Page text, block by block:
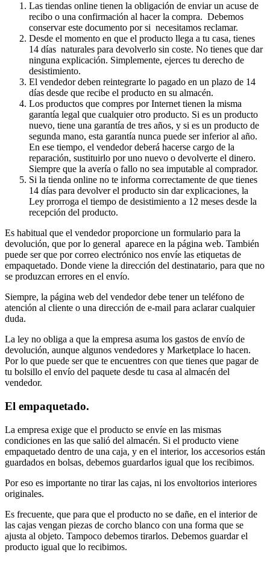
Las tiendas online tienen la obligación de enviar un acuse de
recibo o una confirmación al hacer la compra. Debemos
conservar este documento por si necesitamos reclamar.
Desde el momento en que el producto llega a tu casa, tienes
14 días naturales para devolverlo sin coste. No tienes que dar
ninguna explicación. Simplemente, ejerces tu derecho de
desistimiento.
El vendedor deben reintegrarte lo pagado en un plazo de 14
días desde que recibe el producto en su almacén.
Los productos que compres por Internet tienen la misma
garantía legal que cualquier otro producto. Si es un producto
nuevo, tiene una garantía de tres años, y si es un producto de
segunda mano, esta garantía nunca puede ser inferior al año.
En ese tiempo, el vendedor deberá hacerse cargo de la
reparación, sustituirlo por uno nuevo o devolverte el dinero.
Siempre que la avería o fallo no sea imputable al comprador.
Si la tienda online no te informa correctamente de que tienes
14 días para devolver el producto sin dar explicaciones, la
Ley prorroga el tiempo de desistimiento a 12 meses desde la
recepción del producto.
Es habitual que el vendedor proporcione un formulario para la
devolución, que por lo general aparece en la página web. También
puede ser que por correo electrónico nos envíe las etiquetas de
empaquetado. Donde viene la dirección del destinatario, para que no
se produzcan errores en el envío.
Siempre, la página web del vendedor debe tener un teléfono de
atención al cliente o una dirección de e-mail para aclarar cualquier
duda.
La ley no obliga a que la empresa asuma los gastos de envío de
devolución, aunque algunos vendedores y Marketplace lo hacen.
Por lo que puede ser que te encuentres con que tienes que pagar de
tu bolsillo el envío del paquete desde tu casa al almacén del
vendedor.
El empaquetado.
La empresa exige que el producto se envíe en las mismas
condiciones en las que salió del almacén. Si el producto viene
empaquetado dentro de una caja, y en el interior, los accesorios están
guardados en bolsas, debemos guardarlos igual que los recibimos.
Por eso es importante no tirar las cajas, ni los envoltorios interiores
originales.
Es frecuente, que para que el producto no se dañe, en el interior de
las cajas vengan piezas de corcho blanco con una forma que se
ajusta al objeto. Tampoco debemos tirarlos. Debemos guardar el
producto igual que lo recibimos.